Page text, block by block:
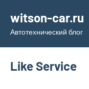
содержимому
witson-car.ru
Автотехнический блог
Like Service